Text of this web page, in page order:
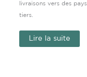
livraisons vers des pays
tiers.
Lire la suite